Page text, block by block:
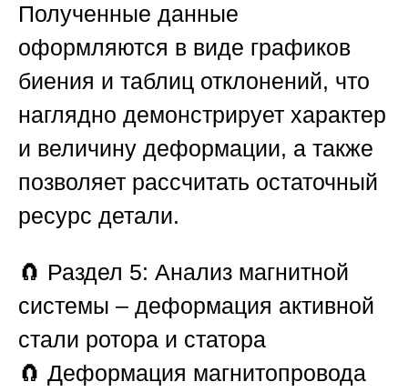
Полученные данные
оформляются в виде графиков
биения и таблиц отклонений, что
наглядно демонстрирует характер
и величину деформации, а также
позволяет рассчитать остаточный
ресурс детали.
🧲 Раздел 5: Анализ магнитной
системы – деформация активной
стали ротора и статора
🧲 Деформация магнитопровода